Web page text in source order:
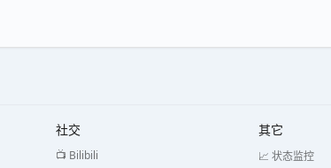
社交
📺 Bilibili
其它
📈 状态监控